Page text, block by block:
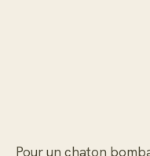
Pour un chaton